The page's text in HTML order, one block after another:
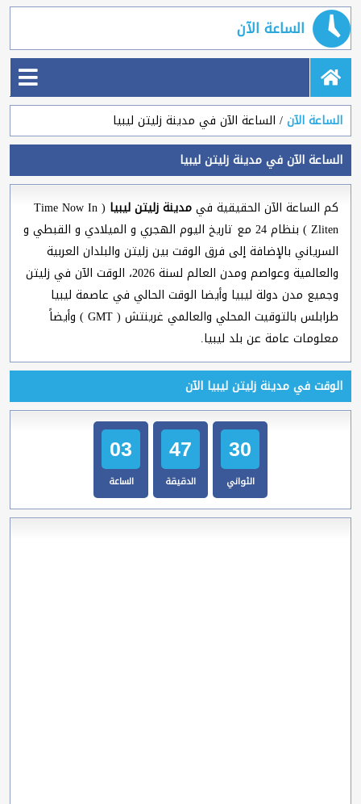
الساعة الآن
الساعة الآن الساعة الآن في مدينة زليتن ليبيا
الساعة الآن في مدينة زليتن ليبيا
كم الساعة الآن الحقيقية فيمدينة زليتن ليبيا
( Time Now In
Zliten ) بنظام 24 مع تاريخ اليوم الهجري و الميلادي و القبطي و
السرياني بالإضافة إلى فرق الوقت بين زليتن والبلدان العربية
والعالمية وعواصم ومدن العالم لسنة 2026، الوقت الآن في زليتن
وجميع مدن دولة ليبيا وأيضا الوقت الحالي في عاصمة ليبيا
طرابلس بالتوقيت المحلي والعالمي غرينتش ( GMT ) وأيضاً
معلومات عامة عن بلد ليبيا.
الوقت في مدينة زليتن ليبيا الآن
03
الساعة
47
الدقيقة
31
الثواني